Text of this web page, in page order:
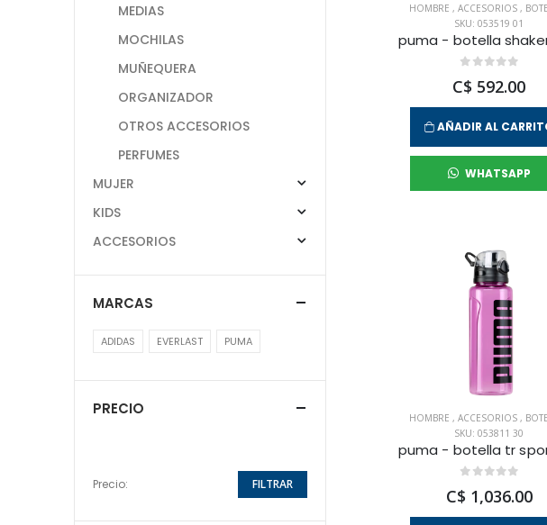
HOMBRE,ACCESORIOS,
SKU: 053519 01
C$ 592.00
AÑADIR AL
WHATSAPP
HOMBRE,ACCESORIOS,
SKU: 053811 30
C$ 1,036.00
MEDIAS
MOCHILAS
MUÑEQUERA
ORGANIZADOR
OTROS ACCESORIOS
PERFUMES
MUJER
KIDS
ACCESORIOS
MARCAS
ADIDAS EVERLAST PUMA
PRECIO
Precio: FILTRAR